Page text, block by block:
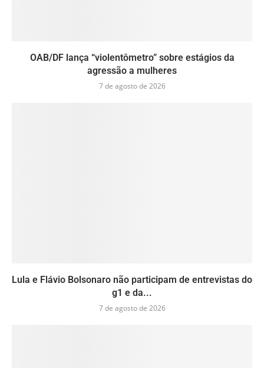
OAB/DF lança “violentômetro” sobre estágios da
agressão a mulheres
7 de agosto de 2026
Lula e Flávio Bolsonaro não participam de entrevistas do
g1 e da...
7 de agosto de 2026